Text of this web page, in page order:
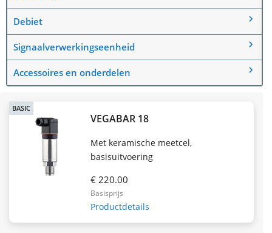
Debiet
Signaalverwerkingseenheid
Accessoires en onderdelen
BASIC
VEGABAR 18
Met keramische meetcel,
basisuitvoering
€ 220.00
Basisprijs
Productdetails